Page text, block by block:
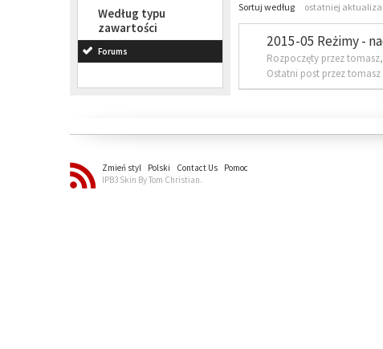
Według typu
zawartości
Forums
Sortuj według ostatniej
2015-05 Reżimy -
Rozpoczęty przez tomasz,
Ostatni post przez tomasz
Zmień styl Polski Contact Us
Pomoc
IPB3 Skin By Tom Christian.